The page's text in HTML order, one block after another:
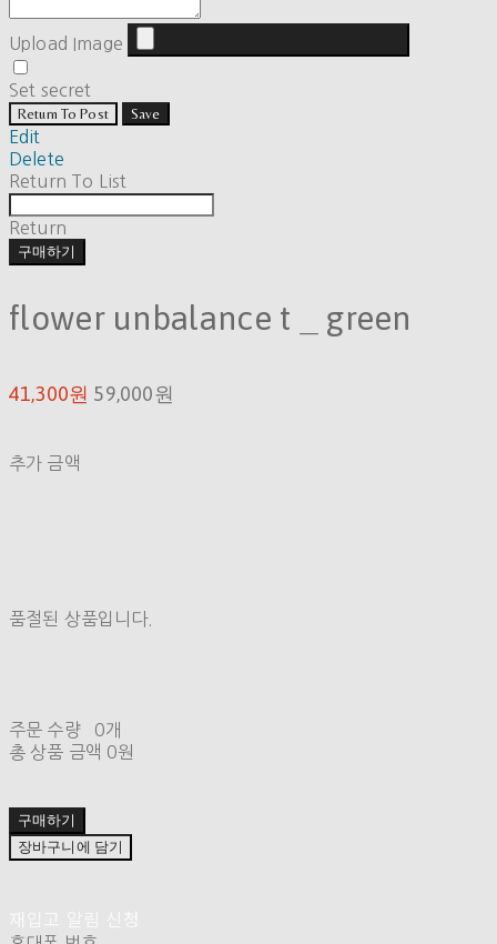
Upload Image
Set secret
Return To Post Save
Edit
Delete
Return To List
Return
구매하기
flower unbalance t _ green
41,300원 59,000원
추가 금액
품절된 상품입니다.
주문 수량
0개
총 상품 금액 0원
구매하기
장바구니에 담기